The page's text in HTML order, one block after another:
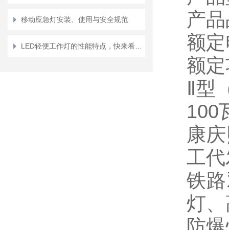
移动应急灯安装、使用与安全规范
产
额
额
Ⅱ型
100
康
工
铁
灯